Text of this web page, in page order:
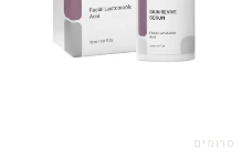
סרומים